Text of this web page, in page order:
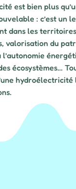
est bien plus
: c’est un
dans les
valorisation du
écosystèmes…